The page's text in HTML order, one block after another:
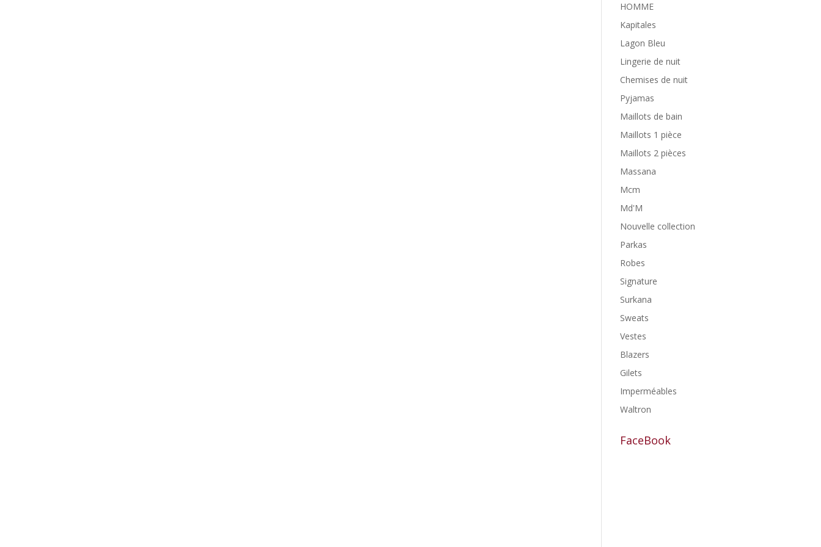
HOMME
Kapitales
Lagon Bleu
Lingerie de nuit
Chemises de nuit
Pyjamas
Maillots de bain
Maillots 1 pièce
Maillots 2 pièces
Massana
Mcm
Md'M
Nouvelle collection
Parkas
Robes
Signature
Surkana
Sweats
Vestes
Blazers
Gilets
Imperméables
Waltron
FaceBook